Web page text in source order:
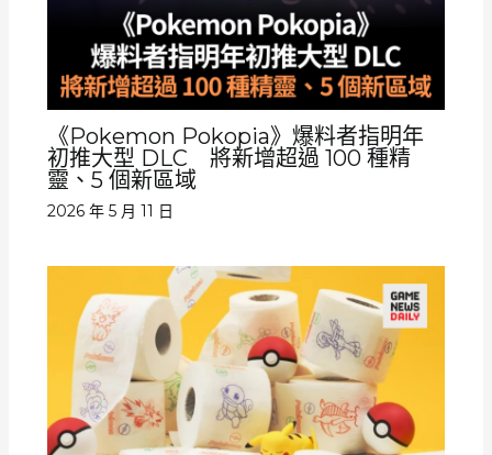
《Pokemon Pokopia》爆料者指明年
初推大型 DLC 將新增超過 100 種精
靈、5 個新區域
2026 年 5 月 11 日